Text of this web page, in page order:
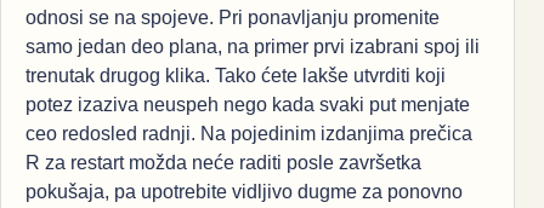
odnosi se na spojeve. Pri ponavljanju promenite
samo jedan deo plana, na primer prvi izabrani spoj ili
trenutak drugog klika. Tako ćete lakše utvrditi koji
potez izaziva neuspeh nego kada svaki put menjate
ceo redosled radnji. Na pojedinim izdanjima prečica
R za restart možda neće raditi posle završetka
pokušaja, pa upotrebite vidljivo dugme za ponovno